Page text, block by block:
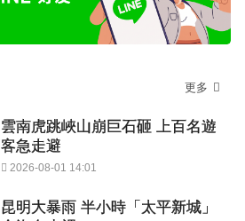
更多
雲南虎跳峽山崩巨石砸 上百名遊
客急走避
2026-08-01 14:01
昆明大暴雨 半小時「太平新城」